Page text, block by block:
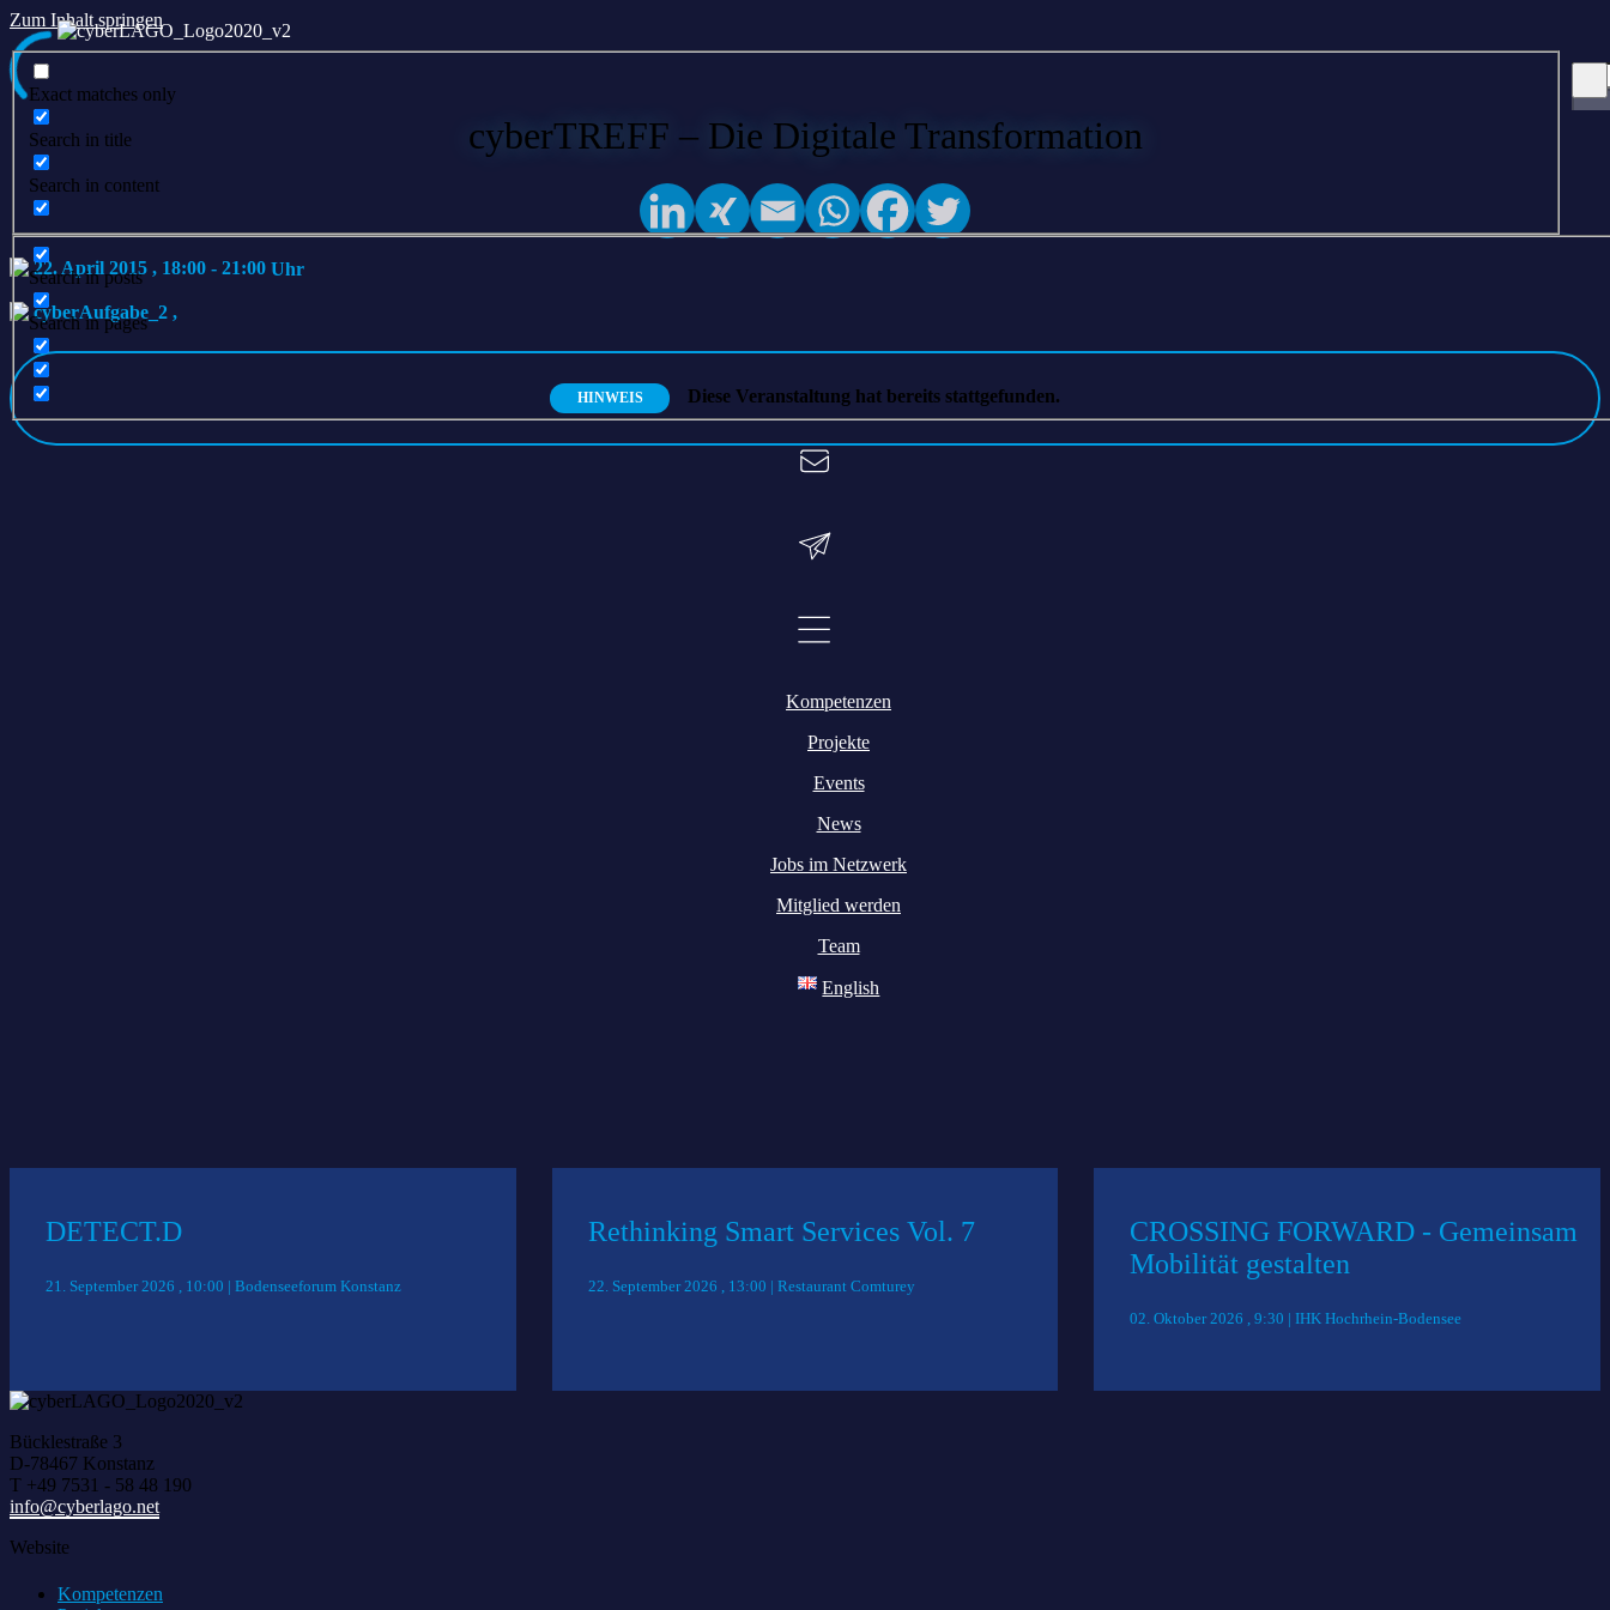
Zum Inhalt springen
Exact matches only
Search in title
Search in content
Search in posts
Search in pages
Kompetenzen
Projekte
Events
News
Jobs im Netzwerk
Mitglied werden
Team
English
cyberTREFF – Die Digitale Transformation
22. April 2015 , 18:00 - 21:00
cyberAufgabe_2 ,
HINWEIS Diese Veranstaltung hat bereits stattgefunden.
DETECT.D
21. September 2026 , 10:00 | Bodenseeforum Konstanz
Rethinking Smart Services Vol. 7
22. September 2026 , 13:00 | Restaurant Comturey
CROSSING FORWARD - Gemeinsam
Mobilität gestalten
02. Oktober 2026 , 9:30 | IHK Hochrhein-Bodensee
Bücklestraße 3
D-78467 Konstanz
T +49 7531 - 58 48 190
info@cyberlago.net
Website
Kompetenzen